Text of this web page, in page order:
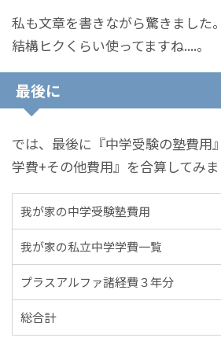
私も文章を書きながら驚きました。
結構ヒクくらい使ってますね....。
最後に
では、最後に『中学受験の塾費用
学費+その他費用』を合算してみま
我が家の中学受験塾費用
我が家の私立中学学費一覧
プラスアルファ諸経費３年分
総合計